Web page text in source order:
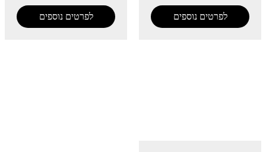
לפרטים נוספים לפרטים נוספים